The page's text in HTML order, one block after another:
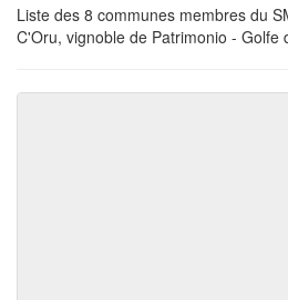
Liste des 8 communes membres du
C'Oru, vignoble de Patrimonio - Golfe